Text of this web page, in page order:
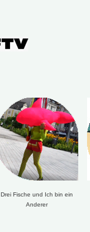
Drei Fische und Ich bin ein
Anderer